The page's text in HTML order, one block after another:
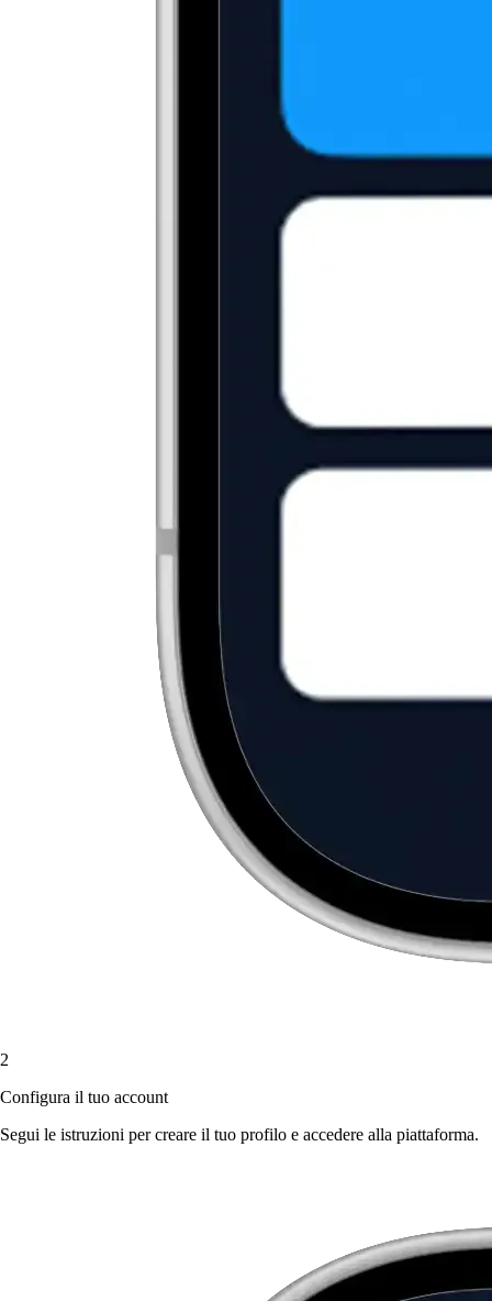
2
Configura il tuo account
Segui le istruzioni per creare il tuo profilo e accedere alla piattaforma.